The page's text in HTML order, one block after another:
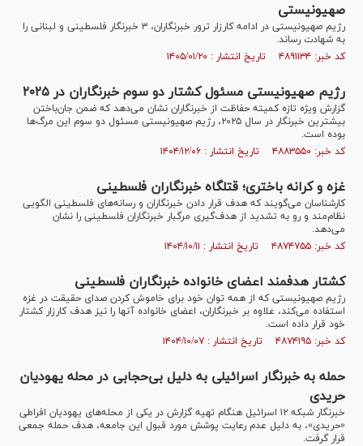
صهیونیستی
رژیم صهیونیستی در ادامه کارزار ترور خبرنگاران، ۳ خبرنگار فلسطینی و لبنانی را
به شهادت رساند.
کد خبر: ۴۸۹۱۱۳۴ تاریخ انتشار : ۱۴۰۵/۰۱/۲۰
رژیم صهیونیستی مسئول کشتار دو سوم خبرنگاران در ۲۰۲۵
گزارش ویژه تازه کمیته حفاظت از خبرنگاران نشان می‌دهد که ضمن جان‌باختن
بیشترین خبرنگار در سال ۲۰۲۵، رژیم صهیونیستی مسئول دو سوم این مرگ‌ها
بوده است.
کد خبر: ۴۸۸۳۵۵۰ تاریخ انتشار : ۱۴۰۴/۱۲/۰۶
غزه و کرانه باختری؛ قتلگاه خبرنگاران فلسطینی
کارشناسان می‌گویند که هدف قرار دادن خبرنگاران و رسانه‌های فلسطینی الگویی
نظام‌مند و رو به تشدید از هدف‌گیری مرگبار خبرنگاران فلسطینی را نشان
می‌دهد.
کد خبر: ۴۸۷۴۷۵۵ تاریخ انتشار : ۱۴۰۴/۱۰/۱۱
کشتار هدفمند اعضای خانواده خبرنگاران فلسطینی
رژیم صهیونیستی که از همه توان خود برای خاموش کردن صدای حقیقت در غزه
استفاده می‌کند، علاوه بر خبرنگاران، اعضای خانواده آنها را نیز هدف کارزار کشتار
خود قرار داده است.
کد خبر: ۴۸۷۴۱۹۵ تاریخ انتشار : ۱۴۰۴/۱۰/۰۷
حمله به خبرنگار اسرائیلی به دلیل بی‌حجابی در محله یهودیان
حریدی
خبرنگار شبکه ۱۲ اسرائیل هنگام تهیه گزارش در یکی از محله‌های یهودیان افراطی
«حریدی»، به دلیل عدم رعایت پوشش مورد قبول این جامعه، هدف حمله جمعی
قرار گرفت.